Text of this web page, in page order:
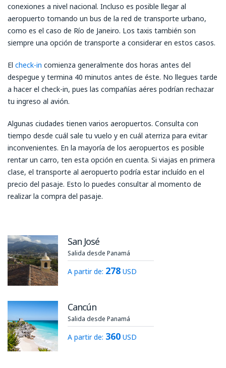
conexiones a nivel nacional. Incluso es posible llegar al
aeropuerto tomando un bus de la red de transporte urbano,
como es el caso de Río de Janeiro. Los taxis también son
siempre una opción de transporte a considerar en estos casos.
El check-in comienza generalmente dos horas antes del
despegue y termina 40 minutos antes de éste. No llegues tarde
a hacer el check-in, pues las compañías aéres podrían rechazar
tu ingreso al avión.
Algunas ciudades tienen varios aeropuertos. Consulta con
tiempo desde cuál sale tu vuelo y en cuál aterriza para evitar
inconvenientes. En la mayoría de los aeropuertos es posible
rentar un carro, ten esta opción en cuenta. Si viajas en primera
clase, el transporte al aeropuerto podría estar incluído en el
precio del pasaje. Esto lo puedes consultar al momento de
realizar la compra del pasaje.
San José
Salida desde Panamá
A partir de: 278 USD
Cancún
Salida desde Panamá
A partir de: 360 USD